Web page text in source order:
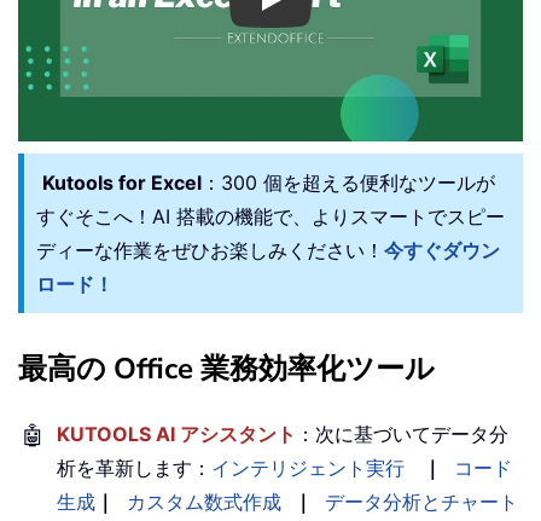
Play
Kutools for Excel ：300 個を超える便利なツールが
すぐそこへ！AI 搭載の機能で、よりスマートでスピー
ディーな作業をぜひお楽しみください！ 今すぐダウン
ロード！
最高の Office 業務効率化ツール
🤖 KUTOOLS AI アシスタント ：次に基づいてデータ分
析を革新します： インテリジェント実行 ｜
コード
生成 ｜ カスタム数式作成 ｜
データ分析とチャート